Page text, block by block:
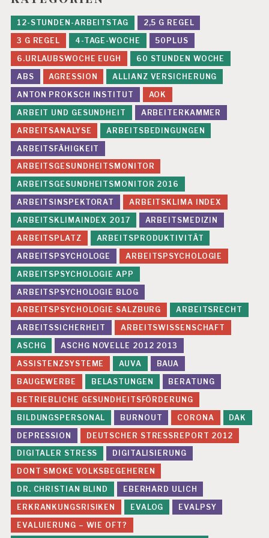
A
S
T
U
N
G
E
N
F
E
H
L
B
E
A
N
S
P
R
U
C
H
U
N
G
E
N
G
E
F
Ä
H
R
D
U
N
G
S
B
E
U
R
T
EI
L
U
12-STUNDEN-ARBEITSTAG
2,5 G REGEL
3 G REGEL
4-TAGE-WOCHE
50PLUS
6.URLAUBSWOCHE EUGH
60 STUNDEN WOCHE
ABS
AGRESSION
ALLIANZ VERSICHERUNG
ANTON PROKSCH INSTITUT
AOK
ARBEIT UND GESUNDHEIT
ARBEITERKAMMER
ARBEITSANALYSE
ARBEITSBEDINGUNGEN
ARBEITSFÄHIGKEIT
ARBEITSGESUNDHEITSMONITOR
ARBEITSGESUNDHEITSMONITOR 2016
ARBEITSINSPEKTORAT
ARBEITSKLIMA INDEX
ARBEITSKLIMAINDEX 2017
ARBEITSMEDIZIN
ARBEITSPLATZ
ARBEITSPRODUKTIVITÄT
ARBEITSPSYCHOLOGE
ARBEITSPSYCHOLOGIE
ARBEITSPSYCHOLOGIE APP
ARBEITSPSYCHOLOGIE BLOG
ARBEITSPSYCHOLOGIE SALZBURG
ARBEITSRECHT
ARBEITSSICHERHEIT
ARBEITSWISSENSCHAFT
ASCHG
ASCHG NOVELLE 2012 2013
ASSISTENZSYSTEME
AUVA
BAUA
BAUGEWERBE
BELASTUNGEN
BERATUNG
BETRIEBLICHE GESUNDHEITSFÖRDERUNG
BILDUNGSPERSONAL
BURNOUT CORONA
DAK
DEPRESSION
DEUTSCHER STRESSREPORT 2012
DIGITALER STRESS
DIGITALISIERUNG
DONT SMOKE VOLKSBEGEHEREN
DR. CHRISTIAN BLIND
EBERHARD ULICH
ERKRANKUNGSRISIKEN
EVALOG
EVALPSY
EVALUIERUNG – WIE OFT?